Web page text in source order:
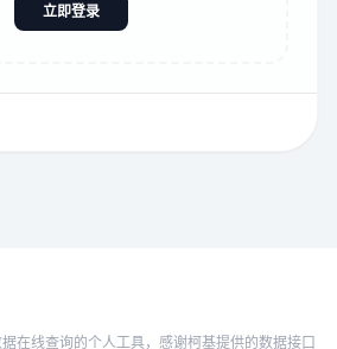
立即登录
在线查询的个人工具，感谢柯基提供的数据接口